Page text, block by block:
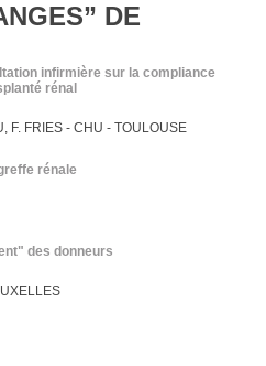
DE
infirmière sur la compliance
rénal
F. FRIES - CHU - TOULOUSE
rénale
des donneurs